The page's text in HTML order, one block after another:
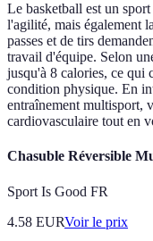
Le basketball est un
l'agilité, mais également
passes et de tirs
travail d'équipe. Selon
jusqu'à 8 calories, ce qui
condition physique. En
entraînement multisport,
cardiovasculaire tout en
Chasuble Réversible
Sport Is Good FR
4.58 EURVoir le prix